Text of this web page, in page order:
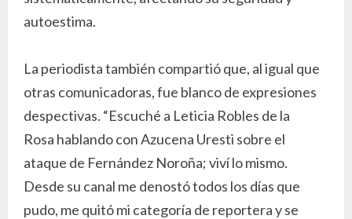
autoestima.
La periodista también compartió que, al igual que
otras comunicadoras, fue blanco de expresiones
despectivas. “Escuché a Leticia Robles de la
Rosa hablando con Azucena Uresti sobre el
ataque de Fernández Noroña; viví lo mismo.
Desde su canal me denostó todos los días que
pudo, me quitó mi categoría de reportera y se